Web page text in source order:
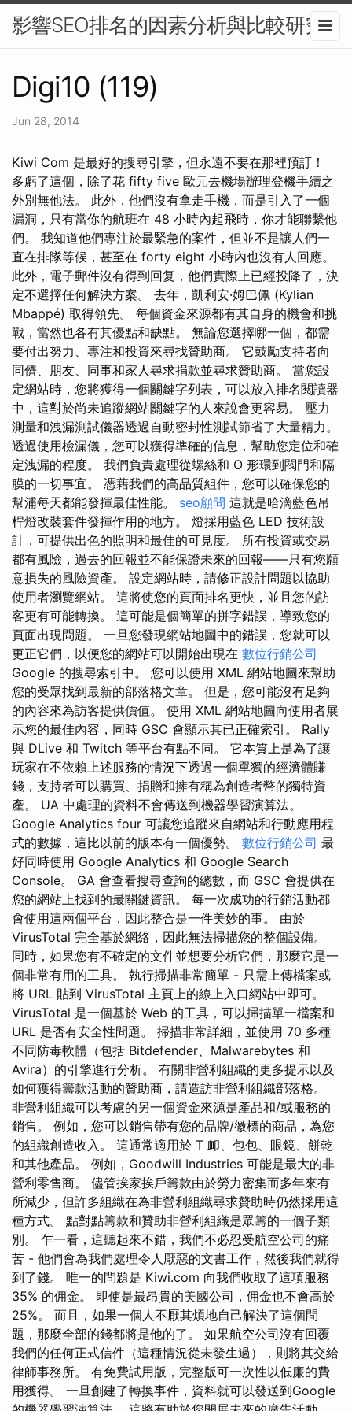
影響SEO排名的因素分析與比較研究
Digi10 (119)
Jun 28, 2014
Kiwi Com 是最好的搜尋引擎，但永遠不要在那裡預訂！
多虧了這個，除了花 fifty five 歐元去機場辦理登機手續之
外別無他法。 此外，他們沒有拿走手機，而是引入了一個
漏洞，只有當你的航班在 48 小時內起飛時，你才能聯繫他
們。 我知道他們專注於最緊急的案件，但並不是讓人們一
直在排隊等候，甚至在 forty eight 小時內也沒有人回應。
此外，電子郵件沒有得到回复，他們實際上已經投降了，決
定不選擇任何解決方案。 去年，凱利安·姆巴佩 (Kylian
Mbappé) 取得領先。 每個資金來源都有其自身的機會和挑
戰，當然也各有其優點和缺點。 無論您選擇哪一個，都需
要付出努力、專注和投資來尋找贊助商。 它鼓勵支持者向
同儕、朋友、同事和家人尋求捐款並尋求贊助商。 當您設
定網站時，您將獲得一個關鍵字列表，可以放入排名閱讀器
中，這對於尚未追蹤網站關鍵字的人來說會更容易。 壓力
測量和洩漏測試儀器透過自動密封性測試節省了大量精力。
透過使用檢漏儀，您可以獲得準確的信息，幫助您定位和確
定洩漏的程度。 我們負責處理從螺絲和 O 形環到閥門和隔
膜的一切事宜。 憑藉我們的高品質組件，您可以確保您的
幫浦每天都能發揮最佳性能。 seo顧問 這就是哈滴藍色吊
桿燈改裝套件發揮作用的地方。 燈採用藍色 LED 技術設
計，可提供出色的照明和最佳的可見度。 所有投資或交易
都有風險，過去的回報並不能保證未來的回報——只有您願
意損失的風險資產。 設定網站時，請修正設計問題以協助
使用者瀏覽網站。 這將使您的頁面排名更快，並且您的訪
客更有可能轉換。 這可能是個簡單的拼字錯誤，導致您的
頁面出現問題。 一旦您發現網站地圖中的錯誤，您就可以
更正它們，以便您的網站可以開始出現在 數位行銷公司
Google 的搜尋索引中。 您可以使用 XML 網站地圖來幫助
您的受眾找到最新的部落格文章。 但是，您可能沒有足夠
的內容來為訪客提供價值。 使用 XML 網站地圖向使用者展
示您的最佳內容，同時 GSC 會顯示其已正確索引。 Rally
與 DLive 和 Twitch 等平台有點不同。 它本質上是為了讓
玩家在不依賴上述服務的情況下透過一個單獨的經濟體賺
錢，支持者可以購買、捐贈和擁有稱為創造者幣的獨特資
產。 UA 中處理的資料不會傳送到機器學習演算法。
Google Analytics four 可讓您追蹤來自網站和行動應用程
式的數據，這比以前的版本有一個優勢。 數位行銷公司 最
好同時使用 Google Analytics 和 Google Search
Console。 GA 會查看搜尋查詢的總數，而 GSC 會提供在
您的網站上找到的最關鍵資訊。 每一次成功的行銷活動都
會使用這兩個平台，因此整合是一件美妙的事。 由於
VirusTotal 完全基於網絡，因此無法掃描您的整個設備。
同時，如果您有不確定的文件並想要分析它們，那麼它是一
個非常有用的工具。 執行掃描非常簡單 - 只需上傳檔案或
將 URL 貼到 VirusTotal 主頁上的線上入口網站中即可。
VirusTotal 是一個基於 Web 的工具，可以掃描單一檔案和
URL 是否有安全性問題。 掃描非常詳細，並使用 70 多種
不同防毒軟體（包括 Bitdefender、Malwarebytes 和
Avira）的引擎進行分析。 有關非營利組織的更多提示以及
如何獲得籌款活動的贊助商，請造訪非營利組織部落格。
非營利組織可以考慮的另一個資金來源是產品和/或服務的
銷售。 例如，您可以銷售帶有您的品牌/徽標的商品，為您
的組織創造收入。 這通常適用於 T 卹、包包、眼鏡、餅乾
和其他產品。 例如，Goodwill Industries 可能是最大的非
營利零售商。 儘管挨家挨戶籌款由於勞力密集而多年來有
所減少，但許多組織在為非營利組織尋求贊助時仍然採用這
種方式。 點對點籌款和贊助非營利組織是眾籌的一個子類
別。 乍一看，這聽起來不錯，我們不必忍受航空公司的痛
苦 - 他們會為我們處理令人厭惡的文書工作，然後我們就得
到了錢。 唯一的問題是 Kiwi.com 向我們收取了這項服務
35% 的佣金。 即使是最昂貴的美國公司，佣金也不會高於
25%。 而且，如果一個人不厭其煩地自己解決了這個問
題，那麼全部的錢都將是他的了。 如果航空公司沒有回覆
我們的任何正式信件（這種情況從未發生過），則將其交給
律師事務所。 有免費試用版，完整版可一次性以低廉的費
用獲得。 一旦創建了轉換事件，資料就可以發送到Google